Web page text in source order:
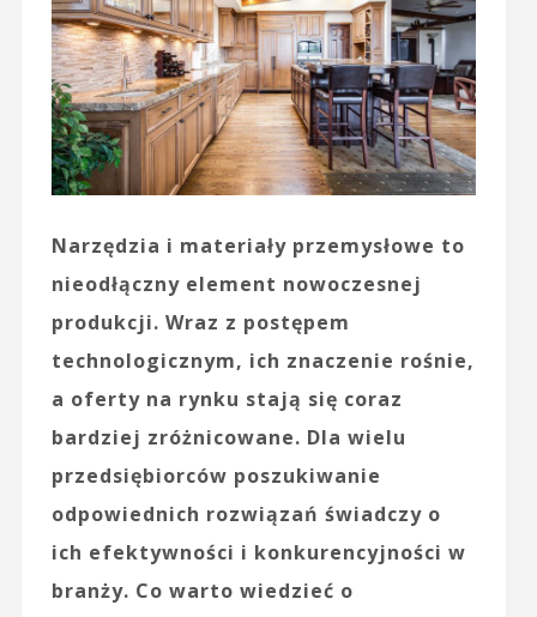
Narzędzia i materiały przemysłowe to
nieodłączny element nowoczesnej
produkcji. Wraz z postępem
technologicznym, ich znaczenie rośnie,
a oferty na rynku stają się coraz
bardziej zróżnicowane. Dla wielu
przedsiębiorców poszukiwanie
odpowiednich rozwiązań świadczy o
ich efektywności i konkurencyjności w
branży. Co warto wiedzieć o